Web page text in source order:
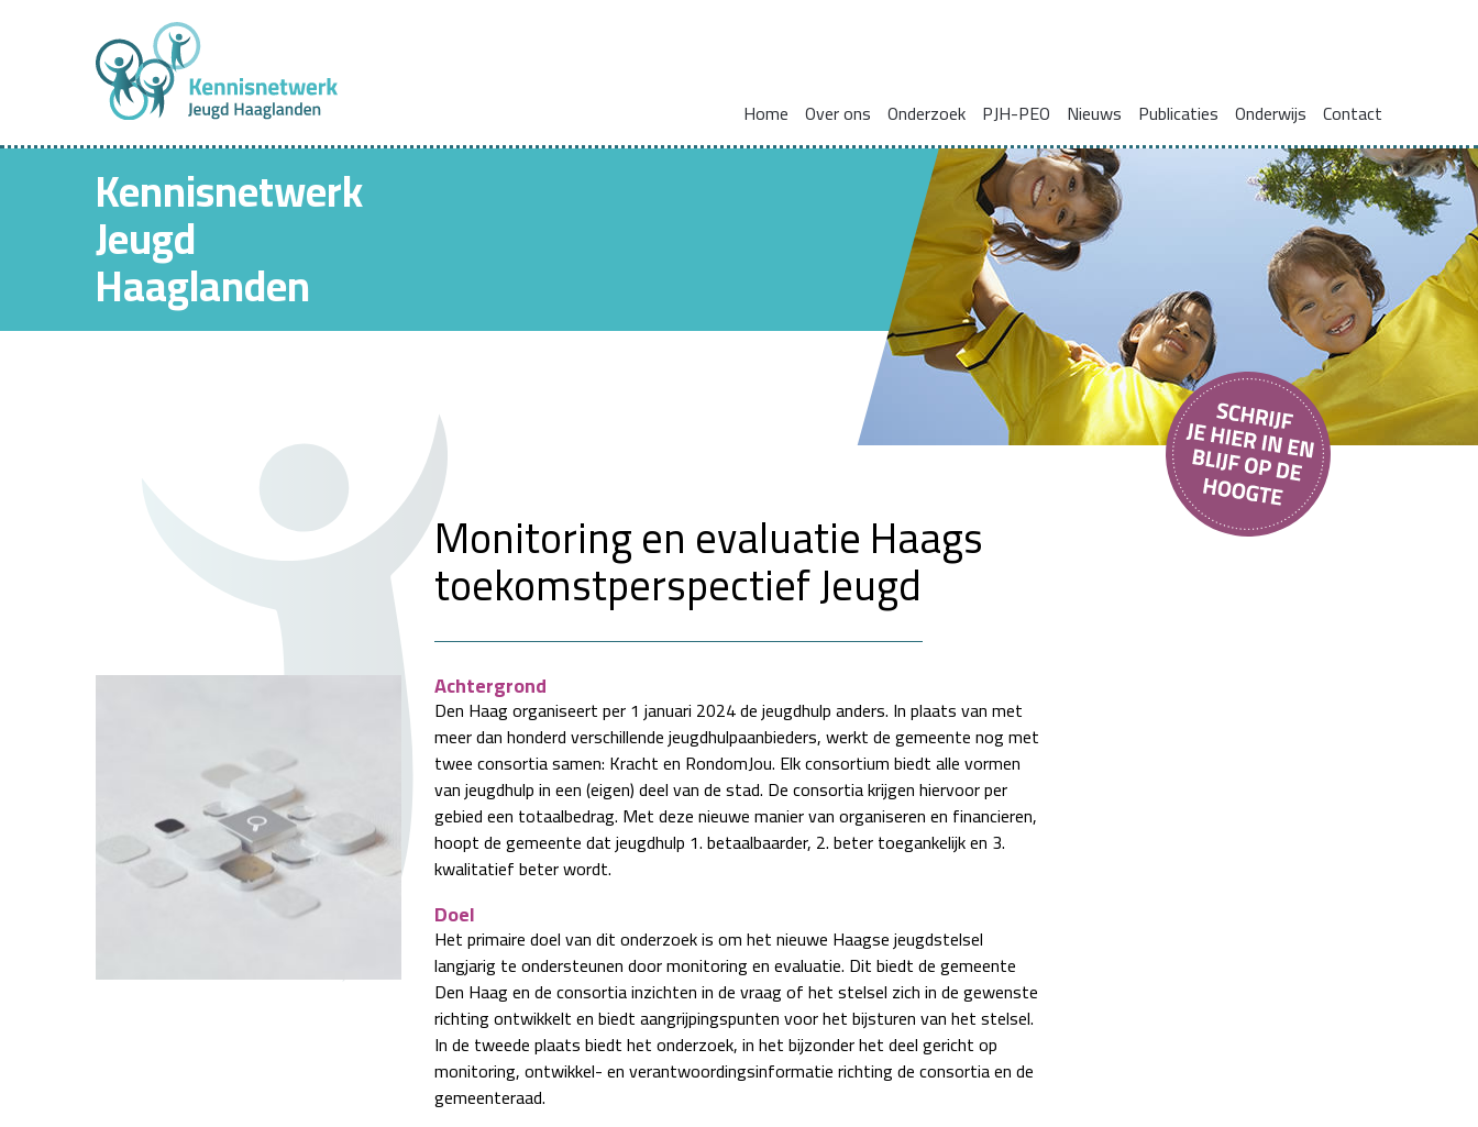
Home Over ons
Vacatures
Onderzoek
Normaliseren en versterken pedagogische basis
PJH-PEO Nieuws Publicaties
Onderzoeksrapporten
Blogs
Onderwijs
Zorgcoördinatie voor gezinnen met complexe problemen
HBO Skills II
Contact
Kennisnetwerk
Jeugd
Haaglanden
Monitoring en evaluatie Haags
toekomstperspectief Jeugd
Achtergrond
Den Haag organiseert per 1 januari 2024 de jeugdhulp anders. In plaats van met
meer dan honderd verschillende jeugdhulpaanbieders, werkt de gemeente nog met
twee consortia samen: Kracht en RondomJou. Elk consortium biedt alle vormen
van jeugdhulp in een (eigen) deel van de stad. De consortia krijgen hiervoor per
gebied een totaalbedrag. Met deze nieuwe manier van organiseren en financieren,
hoopt de gemeente dat jeugdhulp 1. betaalbaarder, 2. beter toegankelijk en 3.
kwalitatief beter wordt.
Doel
Het primaire doel van dit onderzoek is om het nieuwe Haagse jeugdstelsel
langjarig te ondersteunen door monitoring en evaluatie. Dit biedt de gemeente
Den Haag en de consortia inzichten in de vraag of het stelsel zich in de gewenste
richting ontwikkelt en biedt aangrijpingspunten voor het bijsturen van het stelsel.
In de tweede plaats biedt het onderzoek, in het bijzonder het deel gericht op
monitoring, ontwikkel- en verantwoordingsinformatie richting de consortia en de
gemeenteraad.